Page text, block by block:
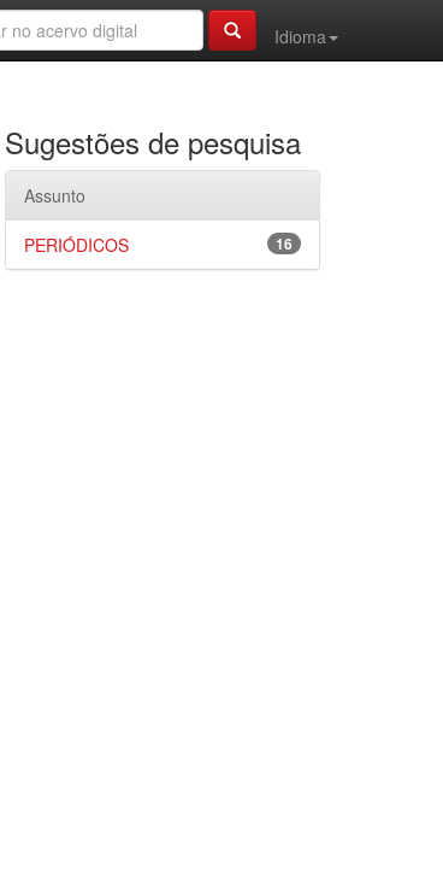
Idioma
Sugestões de pesquisa
Assunto
16
PERIÓDICOS